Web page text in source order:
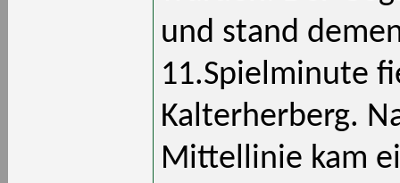
und stand
11.Spielminute
Kalterherberg.
Mittellinie kam